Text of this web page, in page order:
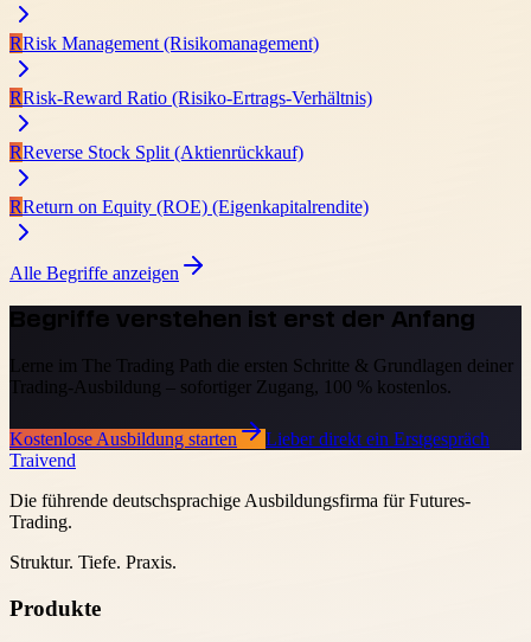
RRisk Management (Risikomanagement)
RRisk-Reward Ratio (Risiko-Ertrags-Verhältnis)
RReverse Stock Split (Aktienrückkauf)
RReturn on Equity (ROE) (Eigenkapitalrendite)
Alle Begriffe anzeigen
Begriffe verstehen ist erst der Anfang
Lerne im The Trading Path die ersten Schritte & Grundlagen deiner
Trading-Ausbildung – sofortiger Zugang, 100 % kostenlos.
Kostenlose Ausbildung starten
Lieber direkt ein Erstgespräch
Traivend
Die führende deutschsprachige Ausbildungsfirma für Futures-
Trading.
Struktur. Tiefe. Praxis.
Produkte